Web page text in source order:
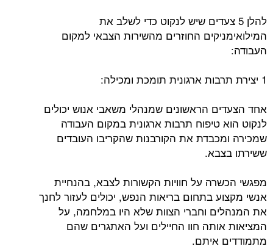
להלן 5 צעדים שיש לנקוט כדי לשלב את
המילואימניקים החוזרים מהשירות הצבאי למקום
העבודה:
1 יצירת תרבות ארגונית תומכת ומכילה:
אחד הצעדים הראשונים שמנהלי משאבי אנוש יכולים
לנקוט הוא טיפוח תרבות ארגונית במקום העבודה
שמכירה ומכבדת את הקורבנות שהקריבו העובדים
ששירתו בצבא.
מפגשי הכשרה על חוויות הקשורות לצבא, בהנחיית
אנשי מקצוע בתחום בריאות הנפש, יכולים לעזור לחנך
את המנהלים וחברי הצוות שלא היו במלחמה, על
המציאות אותה חוו החיילים ועל האתגרים שהם
מתמודדים איתם.